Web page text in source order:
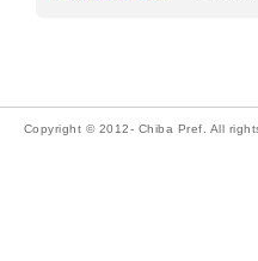
Copyright © 2012- Chiba Pref. All